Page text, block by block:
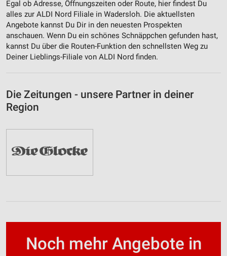
Egal ob Adresse, Öffnungszeiten oder Route, hier findest Du
alles zur ALDI Nord Filiale in Wadersloh. Die aktuellsten
Angebote kannst Du Dir in den neuesten Prospekten
anschauen. Wenn Du ein schönes Schnäppchen gefunden hast,
kannst Du über die Routen-Funktion den schnellsten Weg zu
Deiner Lieblings-Filiale von ALDI Nord finden.
Die Zeitungen - unsere Partner in deiner
Region
Noch mehr Angebote in